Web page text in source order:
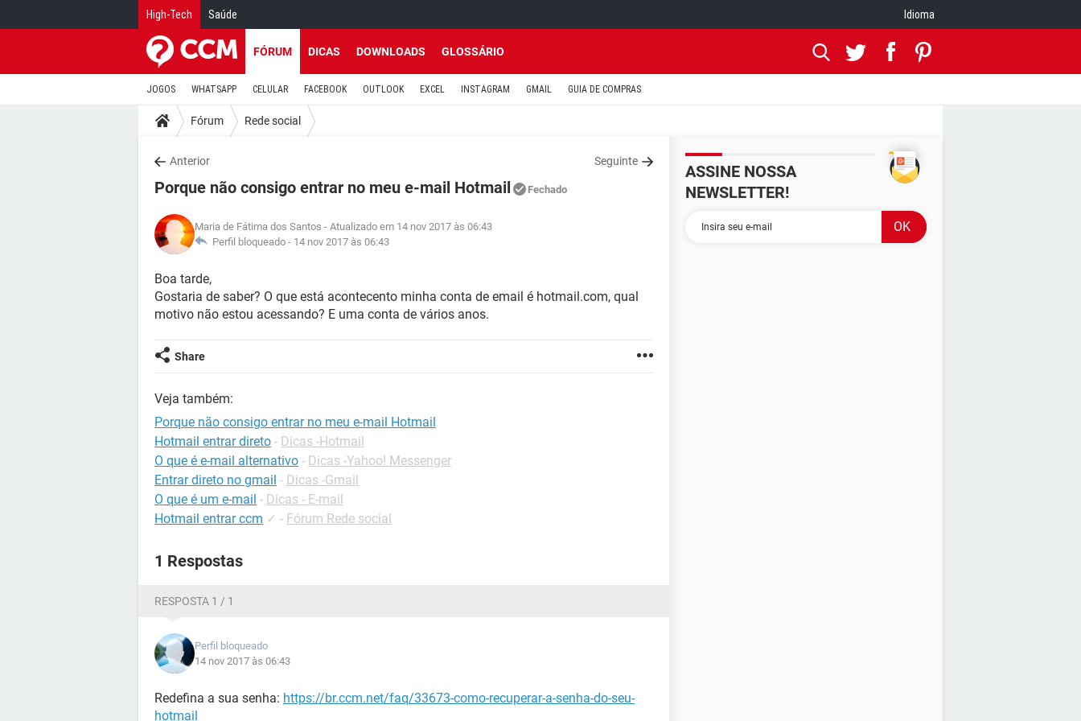
High-Tech Saúde Idioma
FÓRUM DICAS DOWNLOADS GLOSSÁRIO
JOGOS WHATSAPP CELULAR FACEBOOK OUTLOOK EXCEL INSTAGRAM GMAIL GUIA DE COMPRAS
Fórum Rede social
Anterior Seguinte
Porque não consigo entrar no meu e-mail Hotmail Fechado
Maria de Fátima dos Santos - Atualizado em 14 nov 2017 às 06:43
Perfil bloqueado - 14 nov 2017 às 06:43
Boa tarde,
Gostaria de saber? O que está acontecento minha conta de email é hotmail.com, qual
motivo não estou acessando? E uma conta de vários anos.
Share
Veja também:
Porque não consigo entrar no meu e-mail Hotmail
Hotmail entrar direto - Dicas -Hotmail
O que é e-mail alternativo - Dicas -Yahoo! Messenger
Entrar direto no gmail - Dicas -Gmail
O que é um e-mail - Dicas - E-mail
Hotmail entrar ccm ✓ - Fórum Rede social
1 Respostas
RESPOSTA 1 / 1
Perfil bloqueado
14 nov 2017 às 06:43
Redefina a sua senha: https://br.ccm.net/faq/33673-como-recuperar-a-senha-do-seu-
hotmail
ASSINE NOSSA
NEWSLETTER!